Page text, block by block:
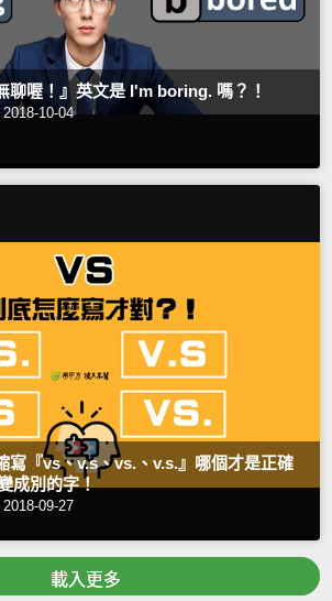
聊喔！』英文是 I'm boring. 嗎？！
2018-10-04
寫『vs、v.s、vs.、v.s.』哪個才是正確
成別的字！
2018-09-27
載入更多